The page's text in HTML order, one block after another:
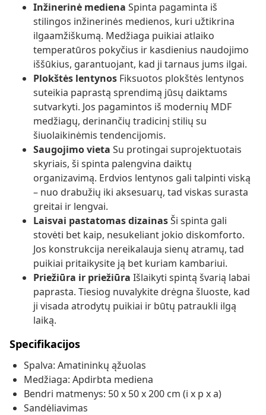
Inžinerinė mediena Spinta pagaminta iš
stilingos inžinerinės medienos, kuri užtikrina
ilgaamžiškumą. Medžiaga puikiai atlaiko
temperatūros pokyčius ir kasdienius naudojimo
iššūkius, garantuojant, kad ji tarnaus jums ilgai.
Plokštės lentynos Fiksuotos plokštės lentynos
suteikia paprastą sprendimą jūsų daiktams
sutvarkyti. Jos pagamintos iš modernių MDF
medžiagų, derinančių tradicinį stilių su
šiuolaikinėmis tendencijomis.
Saugojimo vieta Su protingai suprojektuotais
skyriais, ši spinta palengvina daiktų
organizavimą. Erdvios lentynos gali talpinti viską
– nuo drabužių iki aksesuarų, tad viskas surasta
greitai ir lengvai.
Laisvai pastatomas dizainasŠi spinta gali
stovėti bet kaip, nesukeliant jokio diskomforto.
Jos konstrukcija nereikalauja sienų atramų, tad
puikiai pritaikysite ją bet kuriam kambariui.
Priežiūra ir priežiūra Išlaikyti spintą švarią labai
paprasta. Tiesiog nuvalykite drėgna šluoste, kad
ji visada atrodytų puikiai ir būtų patraukli ilgą
laiką.
Specifikacijos
Spalva: Amatininkų ąžuolas
Medžiaga: Apdirbta mediena
Bendri matmenys: 50 x 50 x 200 cm (i x p x a)
Sandėliavimas